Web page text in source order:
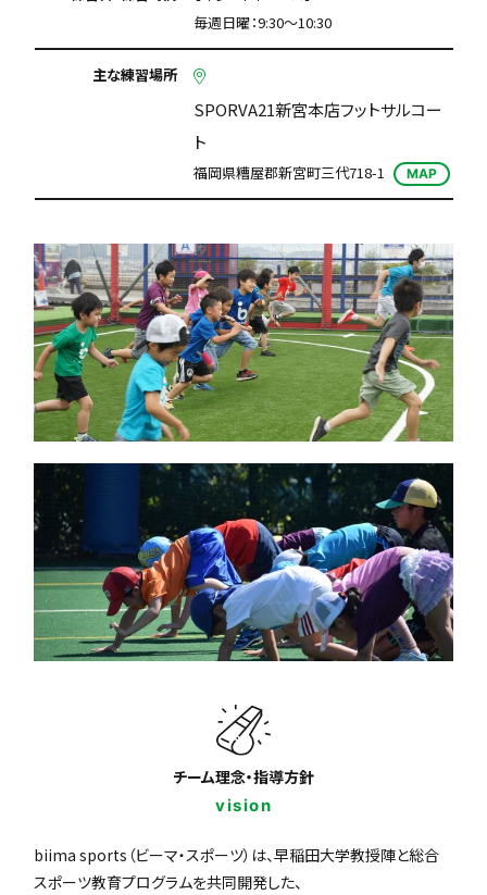
毎週日曜：9:30～10:30
主な練習場所
SPORVA21新宮本店フットサルコー
ト
福岡県糟屋郡新宮町三代718-1 MAP
チーム理念・指導方針
vision
biima sports（ビーマ・スポーツ）は、早稲田大学教授陣と総合
スポーツ教育プログラムを共同開発した、